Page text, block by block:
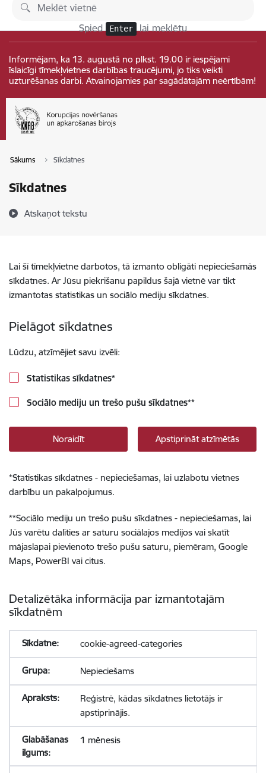
Pāriet uz lapas saturu
Spied Enter lai meklētu
Informējam, ka 13. augustā no plkst. 19.00 ir iespējami
īslaicīgi tīmekļvietnes darbības traucējumi, jo tiks veikti
uzturēšanas darbi. Atvainojamies par sagādātajām neērtībām!
Sākums Sīkdatnes
Sīkdatnes
Atskaņot tekstu
Lai šī tīmekļvietne darbotos, tā izmanto obligāti nepieciešamās
sīkdatnes. Ar Jūsu piekrišanu papildus šajā vietnē var tikt
izmantotas statistikas un sociālo mediju sīkdatnes.
Pielāgot sīkdatnes
Lūdzu, atzīmējiet savu izvēli:
Statistikas sīkdatnes*
Sociālo mediju un trešo pušu sīkdatnes**
Noraidīt Apstiprināt atzīmētās
*Statistikas sīkdatnes - nepieciešamas, lai uzlabotu vietnes
darbību un pakalpojumus.
**Sociālo mediju un trešo pušu sīkdatnes - nepieciešamas, lai
Jūs varētu dalīties ar saturu sociālajos medijos vai skatīt
mājaslapai pievienoto trešo pušu saturu, piemēram, Google
Maps, PowerBI vai citus.
Detalizētāka informācija par izmantotajām
sīkdatnēm
cookie-agreed-categories
Nepieciešams
Reģistrē, kādas sīkdatnes lietotājs ir
apstiprinājis.
1 mēnesis